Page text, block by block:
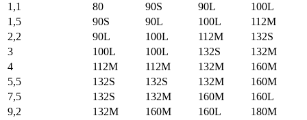
1,1
80 90S 90L
100L
1,5
90S 90L 100L
112M
2,2
90L 100L 112M
132S
3
100L 100L 132S
132M
4
112M 112M 132M
160M
5,5
132S 132S 132M
160M
7,5
132S 132M 160M
160L
9,2
132M 160M 160L
180M